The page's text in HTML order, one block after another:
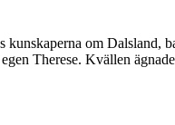
kunskaperna om
Therese. Kvällen